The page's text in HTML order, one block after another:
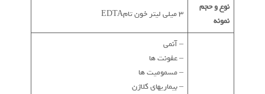
نوع و حجم
نمونه
3 میلی لیتر خون تامEDTA
– آنمی
– عفونت ها
– مسمومیت ها
– بیماریهای کلاژن